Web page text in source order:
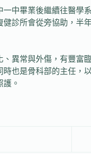
中畢業後繼續往醫學
診所會從旁協助，半
異常與外傷，有豐富
也是骨科部的主任，
。